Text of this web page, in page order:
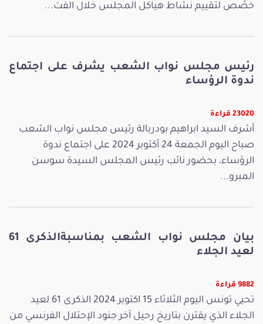
خُصّص لتقييم نشاط هياكل المجلس خلال الفت...
رئيس مجلس نواب الشعب يشرف على اجتماع
ندوة الرؤساء
23020 قراءة
أشرف السيد ابراهيم بودربالة رئيس مجلس نواب الشعب
صباح اليوم الجمعة 24 أكتوبر 2024 على اجتماع ندوة
الرؤساء، بحضور نائب رئيس المجلس السيدة سوسن
المبرو...
بيان مجلس نواب الشعب بمناسبةالذكرى 61
لعيد الجلاء
9882 قراءة
تحيي تونس اليوم الثلاثاء 15 اكتوبر 2024 الذكرى 61 لعيد
الجلاء الذي يقترن بتاريخ رحيل آخر جنود الإحتلال الفرنسي من